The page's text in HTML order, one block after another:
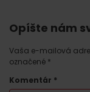
Opíšte nám
Vaša e-mailová
označené *
Komentár *